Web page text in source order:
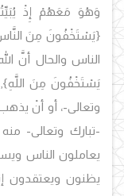
وَهُوَ مَعَهُمْ إِذْ
{يَسْتَخْفُونَ مِنَ
الناس والحال أنَّ
يَسْتَخْفُونَ مِنَ اللَّهِ},
وتعالى-، أو أنْ
-تبارك وتعالى-
يعاملون الناس
يظنون ويعتقدون